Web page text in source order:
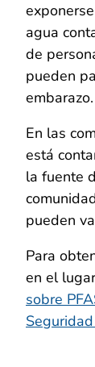
agua
de
pueden
embarazo.
En las
está
la fuente
pueden
Para
en el
sobre